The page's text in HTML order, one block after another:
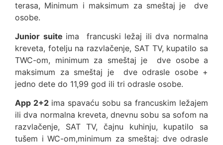
terasa, Minimum i maksimum za smeštaj je dve
osobe.
Junior suite ima
francuski ležaj ili dva normalna
kreveta, fotelju na razvlačenje, SAT TV, kupatilo sa
TWC-om, minimum za smeštaj je dve osobe a
maksimum za smeštaj je dve odrasle osobe +
jedno dete do 11,99 god ili tri odrasle osobe.
App 2+2 ima spavaću sobu sa francuskim ležajem
ili dva normalna kreveta, dnevnu sobu sa sofom na
razvlačenje, SAT TV, čajnu kuhinju, kupatilo sa
tušem i WC-om,minimum za smeštaj: dve odrasle